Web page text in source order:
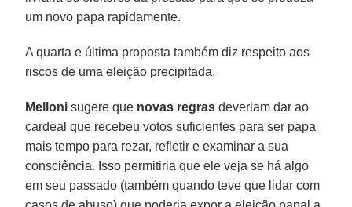
um novo papa rapidamente.
A quarta e última proposta também diz respeito aos
riscos de uma eleição precipitada.
Melloni sugere que novas regras deveriam dar ao
cardeal que recebeu votos suficientes para ser papa
mais tempo para rezar, refletir e examinar a sua
consciência. Isso permitiria que ele veja se há algo
em seu passado (também quando teve que lidar com